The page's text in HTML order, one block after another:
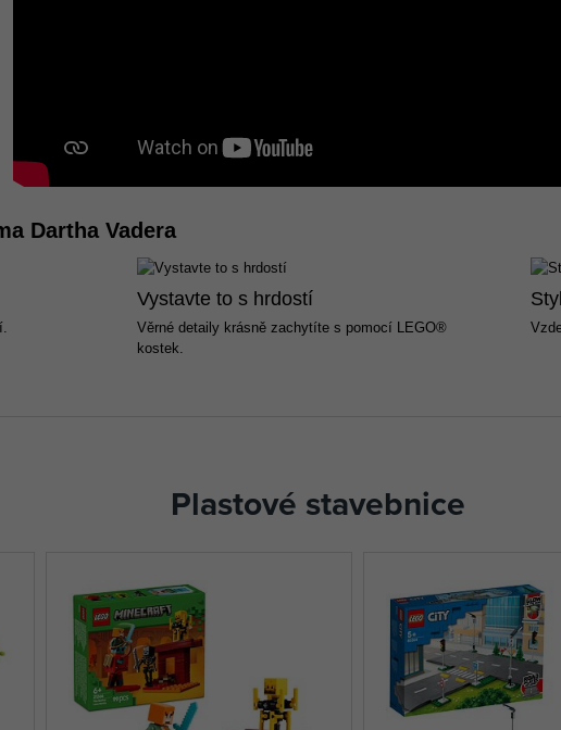
Dartha Vadera
Vystavte to s hrdostí
Věrné detaily krásně zachytíte s pomocí LEGO®
kostek.
Plastové stavebnice